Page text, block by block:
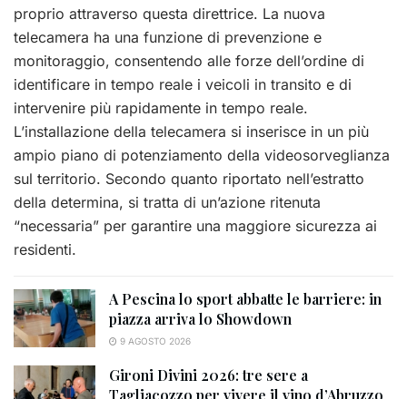
proprio attraverso questa direttrice. La nuova
telecamera ha una funzione di prevenzione e
monitoraggio, consentendo alle forze dell’ordine di
identificare in tempo reale i veicoli in transito e di
intervenire più rapidamente in tempo reale.
L’installazione della telecamera si inserisce in un più
ampio piano di potenziamento della videosorveglianza
sul territorio. Secondo quanto riportato nell’estratto
della determina, si tratta di un’azione ritenuta
“necessaria” per garantire una maggiore sicurezza ai
residenti.
A Pescina lo sport abbatte le barriere: in
piazza arriva lo Showdown
9 AGOSTO 2026
Gironi Divini 2026: tre sere a
Tagliacozzo per vivere il vino d’Abruzzo